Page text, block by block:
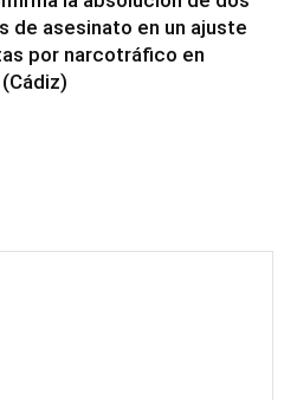
de asesinato en un ajuste
por narcotráfico en